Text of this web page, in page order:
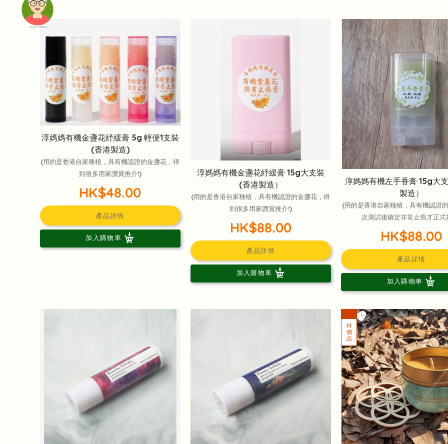
頭像生成器: 快樂家庭網上店
淳媽媽有機金盞花紓緩膏 5g 輕便1支裝
(香港製造)
(用的是香港自家種植，具有機認證的金盞花，得
到很多用家讚賞推介!)
HK$48.00
產品詳情
加入購物車
淳媽媽有機金盞花紓緩膏 15g大支裝
(香港製造）
(用的是香港自家種植，具有機認證的金盞花，得
到很多用家讚賞推介!)
HK$88.00
產品詳情
加入購物車
淳媽媽有機左手香膏 15g大
製造）
(用的是香港自家種植，具有機認證
次測試後確定非常止痕才正式
HK$88.00
產品詳情
加入購物車